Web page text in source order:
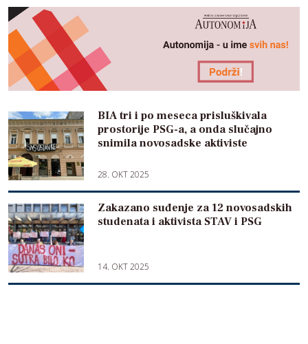
BIA tri i po meseca prisluškivala
prostorije PSG-a, a onda slučajno
snimila novosadske aktiviste
28. OKT 2025
Zakazano suđenje za 12 novosadskih
studenata i aktivista STAV i PSG
14. OKT 2025